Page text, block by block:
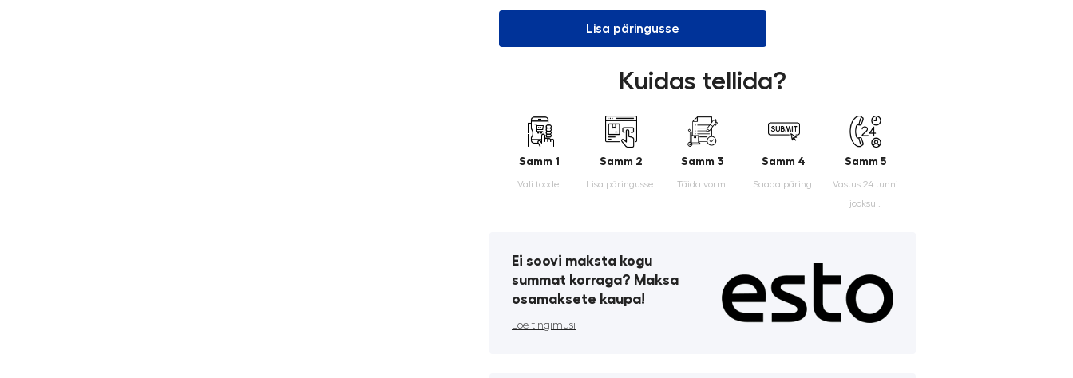
Lisa päringusse
Kuidas tellida?
Samm 1
Vali toode.
Samm 2
Lisa päringusse.
Samm 3
Täida vorm.
Samm 4
Saada päring.
Samm 5
Vastus 24 tunni
jooksul.
Ei soovi maksta kogu
summat korraga? Maksa
osamaksete kaupa!
Loe tingimusi